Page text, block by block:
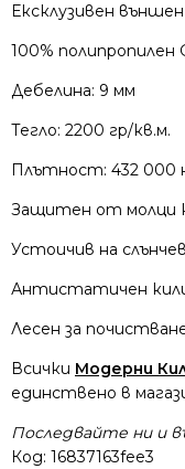
Ексклузивен
100%
Дебелина: 9 мм
Тегло: 2200 гр/кв.м.
Плътност: 432 000
Защитен от молци
Устоичив на
Антистатичен
Лесен за
Всички Модерни
единствено в
Последвайте ни и
Код: 16837163fee3